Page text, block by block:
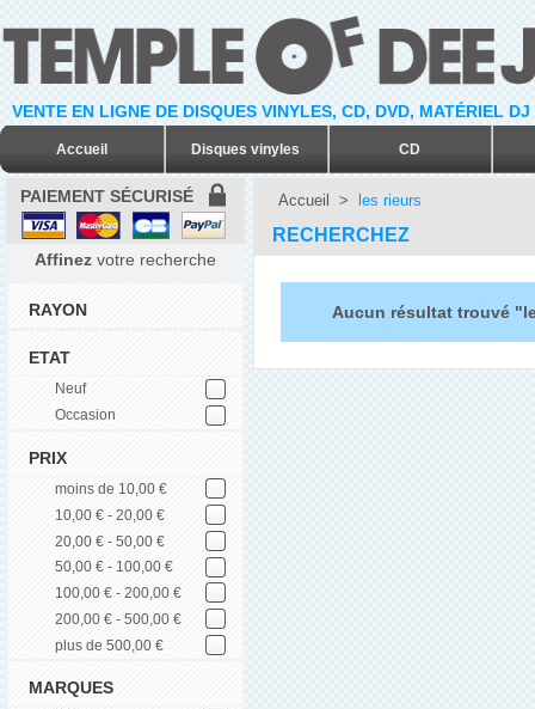
VENTE EN LIGNE DE DISQUES VINYLES, CD, DVD, MATÉRIEL
Accueil Disques vinyles CD
PAIEMENT SÉCURISÉ
Affinez votre recherche
RAYON
ETAT
Neuf
Occasion
PRIX
moins de 10,00 €
10,00 € - 20,00 €
20,00 € - 50,00 €
50,00 € - 100,00 €
100,00 € - 200,00 €
200,00 € - 500,00 €
plus de 500,00 €
MARQUES
Accueil > les rieurs
RECHERCHEZ
Aucun résultat trouvé